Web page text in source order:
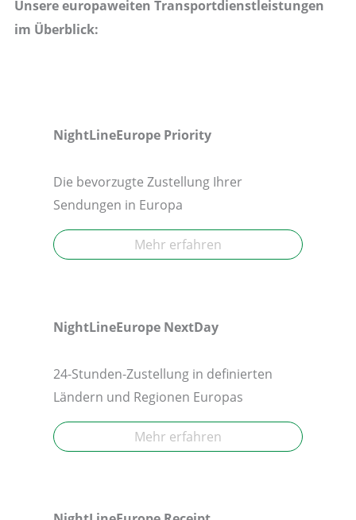
Unsere europaweiten Transportdienstleistungen
im Überblick:
NightLineEurope Priority
Die bevorzugte Zustellung Ihrer
Sendungen in Europa
Mehr erfahren
NightLineEurope NextDay
24-Stunden-Zustellung in definierten
Ländern und Regionen Europas
Mehr erfahren